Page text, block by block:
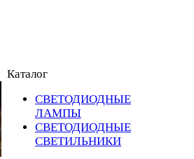
Каталог
СВЕТОДИОДНЫЕ
ЛАМПЫ
СВЕТОДИОДНЫЕ
СВЕТИЛЬНИКИ